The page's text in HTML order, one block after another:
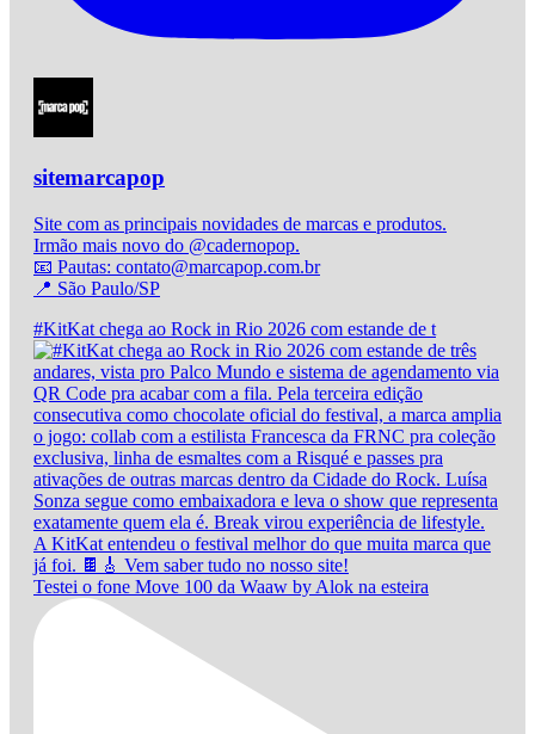
sitemarcapop
Site com as principais novidades de marcas e produtos.
Irmão mais novo do @cadernopop.
📧 Pautas: contato@marcapop.com.br
📍 São Paulo/SP
#KitKat chega ao Rock in Rio 2026 com estande de t
Testei o fone Move 100 da Waaw by Alok na esteira